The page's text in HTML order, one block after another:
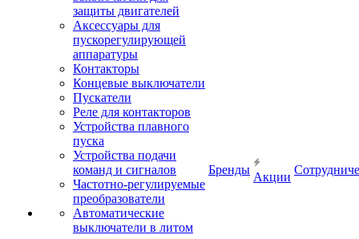
защиты двигателей
Аксессуары для
пускорегулирующей
аппаратуры
Контакторы
Концевые выключатели
Пускатели
Реле для контакторов
Устройства плавного
пуска
Устройства подачи
команд и сигналов
Частотно-регулируемые
преобразователи
Автоматические
выключатели в литом
Бренды
Акции